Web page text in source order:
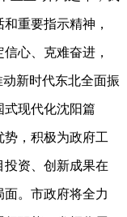
重要指示精神，
心、克难奋进，
新时代东北全面振
式现代化沈阳篇
，积极为政府工
资、创新成果在
。市政府将全力